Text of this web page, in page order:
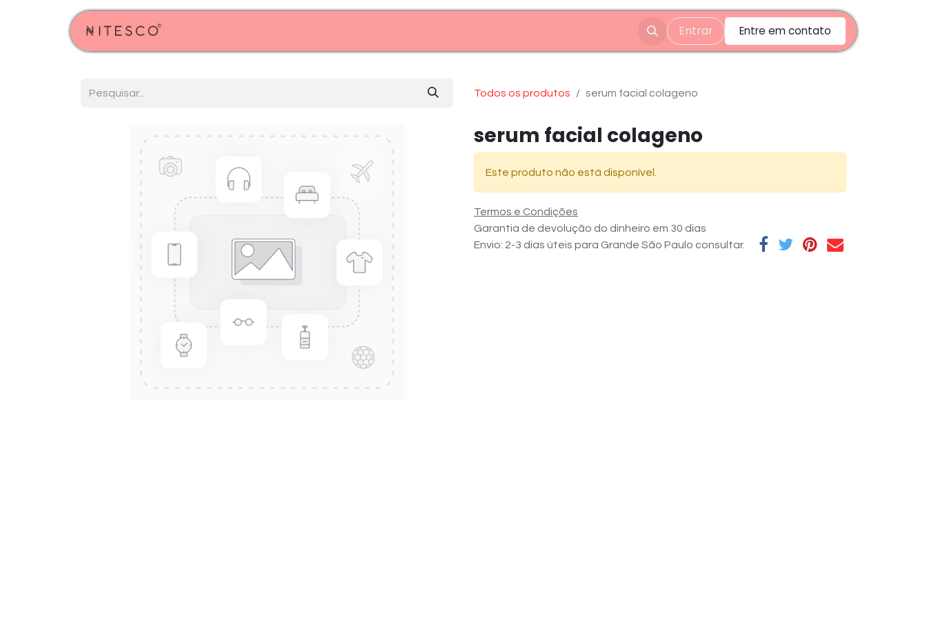
Entrar Entre em contato
Todos os produtos serum facial colageno
serum facial colageno
Este produto não está disponível.
Termos e Condições
Garantia de devolução do dinheiro em 30 dias
Envio: 2-3 dias úteis para Grande São Paulo consultar.